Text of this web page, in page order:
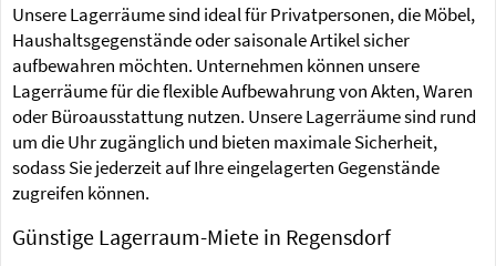
Unsere Lagerräume sind ideal für Privatpersonen, die Möbel,
Haushaltsgegenstände oder saisonale Artikel sicher
aufbewahren möchten. Unternehmen können unsere
Lagerräume für die flexible Aufbewahrung von Akten, Waren
oder Büroausstattung nutzen. Unsere Lagerräume sind rund
um die Uhr zugänglich und bieten maximale Sicherheit,
sodass Sie jederzeit auf Ihre eingelagerten Gegenstände
zugreifen können.
Günstige Lagerraum-Miete in Regensdorf